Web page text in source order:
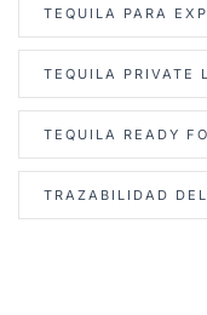
TEQUILA PARA
TEQUILA PRIVATE
TEQUILA READY
TRAZABILIDAD